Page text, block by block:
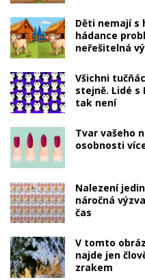
Děti nemají s
hádance
neřešitelná
Všichni
stejně. Lidé s
tak není
Tvar vašeho
osobnosti
Nalezení
náročná
čas
V tomto
najde jen
zrakem